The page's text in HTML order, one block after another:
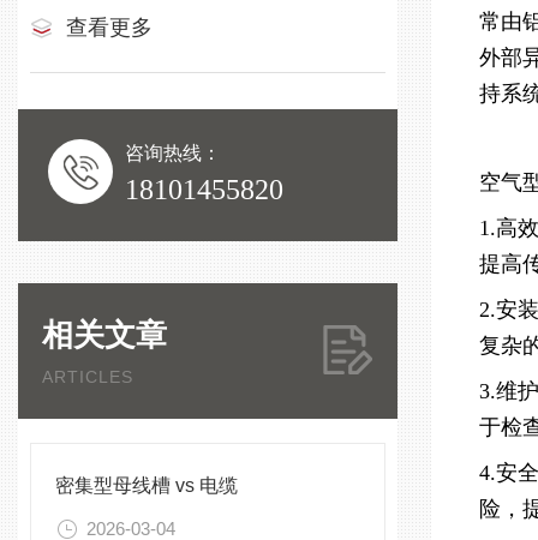
查看更多
咨询热线：
18101455820
相关文章
ARTICLES
密集型母线槽 vs 电缆
2026-03-04
常由
外部
持系
空气
1.高
提高
2.安
复杂
3.维
于检
4.安
险，